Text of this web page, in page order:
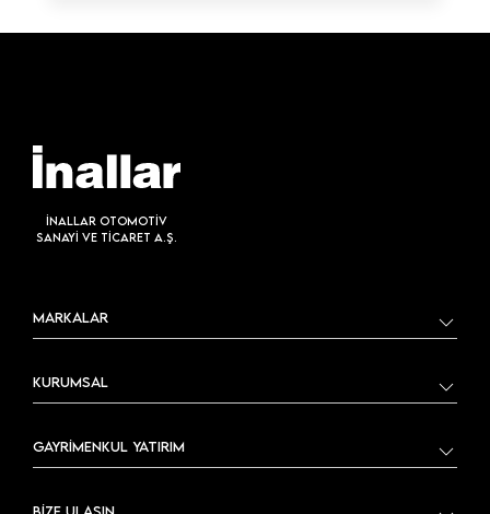
İNALLAR OTOMOTİV
SANAYİ VE TİCARET A.Ş.
MARKALAR
KURUMSAL
GAYRİMENKUL YATIRIM